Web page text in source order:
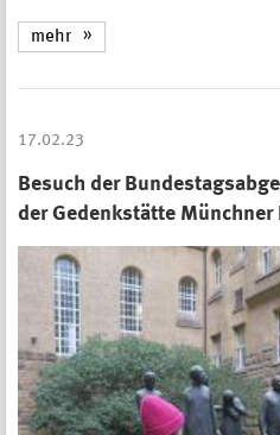
mehr
17.02.23
Besuch der
der Gedenkstätte Münchner